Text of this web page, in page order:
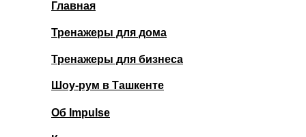
Главная
Тренажеры для дома
Тренажеры для бизнеса
Шоу-рум в Ташкенте
Об Impulse